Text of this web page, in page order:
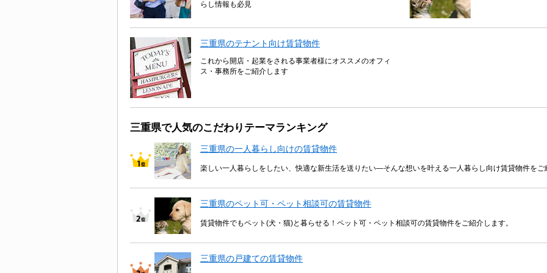
らし情報も必見
三重県のテナント向け賃貸物件
これから開店・起業をされる事業者様にオススメのオフィ
ス・事務所をご紹介します
三重県で人気のこだわりテーマランキング
三重県の一人暮らし向けの賃貸物件
楽しい一人暮らしをしたい、快適な新生活を送りたい―そんな想いを叶える一人暮らし向け賃貸物件をご
三重県のペット可・ペット相談可の賃貸物件
賃貸物件でもペット(犬・猫)と暮らせる！ペット可・ペット相談可の賃貸物件をご紹介します。
三重県の戸建ての賃貸物件